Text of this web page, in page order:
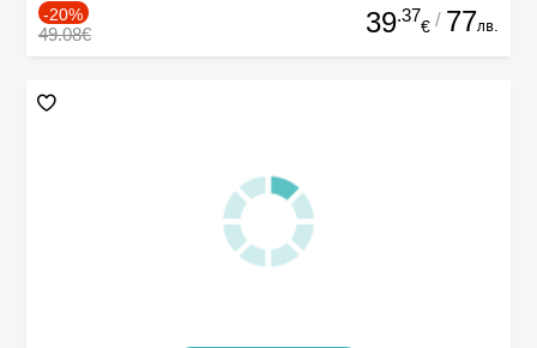
-20%
49.08€ 39.37
€ / 77лв.